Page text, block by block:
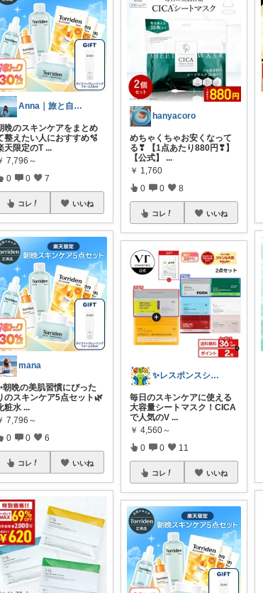
Anna｜旅と自分磨き
晩のスキンケアをまとめ
整えたい人におすすめ🫧
天限定のT ...
7,796～
0 0 7
コレ いいね
mana
朝晩の美肌習慣にぴった
のスキンケア5点セット🌿
粧水 ...
7,796～
0 0 6
コレ いいね
hanyacoro
めちゃくちゃお安くなって
る❣ 【1点あたり880円❣】
【公式】
...
￥ 1,760
0 0 8
コレ いいね
✨レスポンスショップ21✨
毎日のスキンケアに使える
大容量シートマスク！CICA
で人気のV ...
￥ 4,560～
0 0 11
コレ いいね